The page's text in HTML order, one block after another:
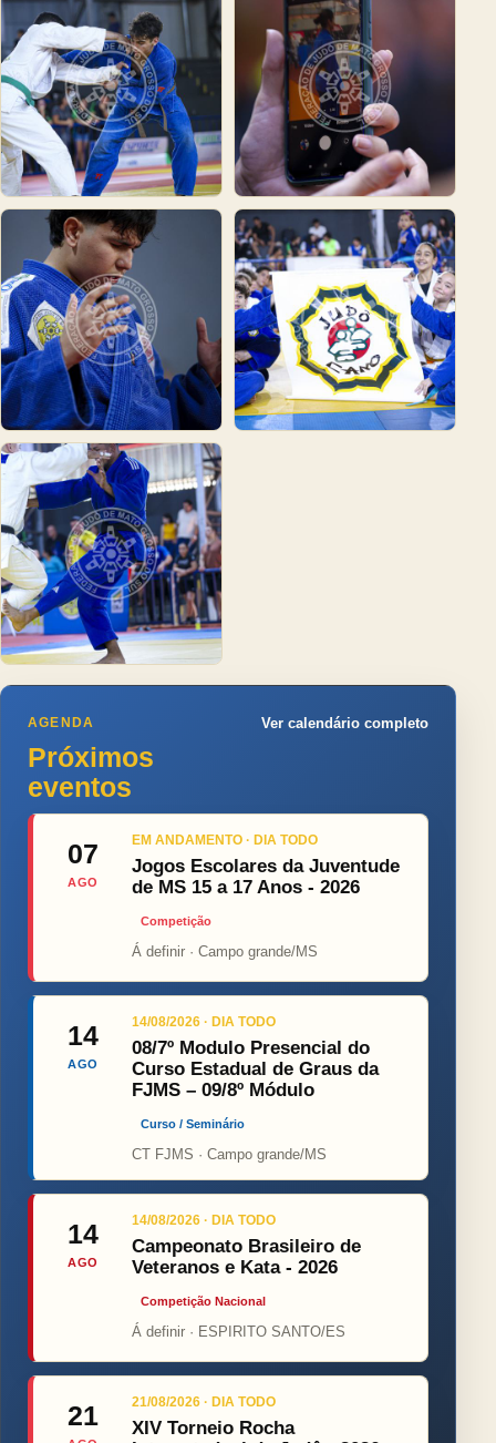
AGENDA
Próximos
eventos
Ver calendário completo
07
AGO
EM ANDAMENTO · DIA TODO
Jogos Escolares da Juventude
de MS 15 a 17 Anos - 2026
Competição
Á definir · Campo grande/MS
14
AGO
14/08/2026 · DIA TODO
08/7º Modulo Presencial do
Curso Estadual de Graus da
FJMS – 09/8º Módulo
Curso / Seminário
CT FJMS · Campo grande/MS
14
AGO
14/08/2026 · DIA TODO
Campeonato Brasileiro de
Veteranos e Kata - 2026
Competição Nacional
Á definir · ESPIRITO SANTO/ES
21 21/08/2026 · DIA TODO
XIV Torneio Rocha